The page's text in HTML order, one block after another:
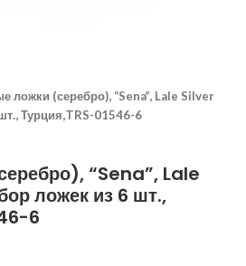
ложки (серебро), “Sena”, Lale Silver
Турция,TRS-01546-6
“Sena”, Lale
ложек из 6 шт.,
6